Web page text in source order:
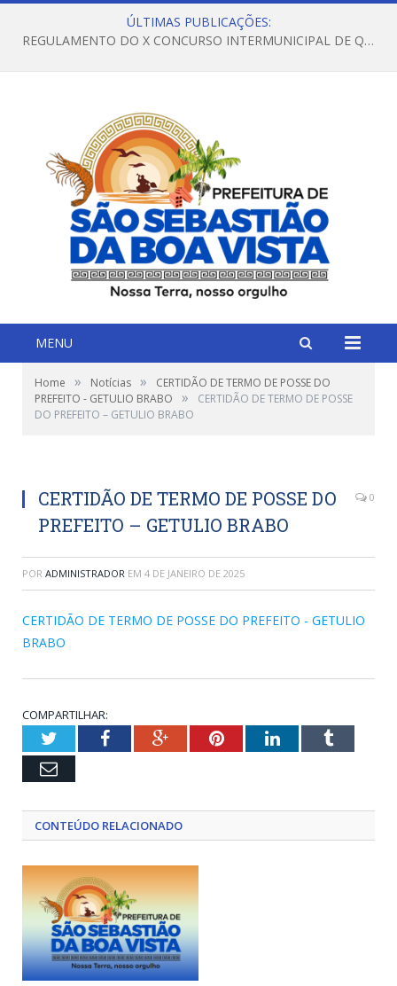
ÚLTIMAS PUBLICAÇÕES:
REGULAMENTO DO X CONCURSO INTERMUNICIPAL DE QUADRILHAS JUNINAS – 2026 – ARRAIÁ DA VENEZA
MENU
Home » Notícias »
CERTIDÃO DE TERMO DE POSSE DO
PREFEITO - GETULIO BRABO
»
CERTIDÃO DE TERMO DE POSSE
DO PREFEITO – GETULIO BRABO
CERTIDÃO DE TERMO DE POSSE DO
PREFEITO – GETULIO BRABO
0
POR ADMINISTRADOR EM 4 DE JANEIRO DE 2025
CERTIDÃO DE TERMO DE POSSE DO PREFEITO - GETULIO
BRABO
COMPARTILHAR:
TwitterFacebookGoogle+PinterestLinkedInTumblr
Email
CONTEÚDO RELACIONADO